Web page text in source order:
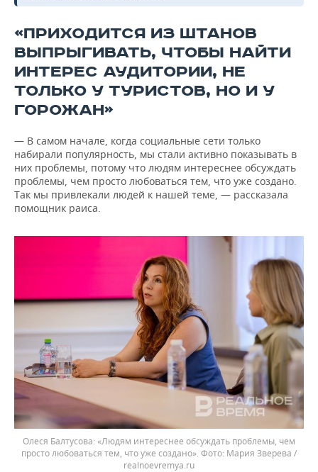
«ПРИХОДИТСЯ ИЗ ШТАНОВ
ВЫПРЫГИВАТЬ, ЧТОБЫ НАЙТИ
ИНТЕРЕС АУДИТОРИИ, НЕ
ТОЛЬКО У ТУРИСТОВ, НО И У
ГОРОЖАН»
— В самом начале, когда социальные сети только
набирали популярность, мы стали активно показывать в
них проблемы, потому что людям интереснее обсуждать
проблемы, чем просто любоваться тем, что уже создано.
Так мы привлекали людей к нашей теме, — рассказала
помощник раиса.
Олеся Балтусова: «Людям интереснее обсуждать проблемы, чем
просто любоваться тем, что уже создано».
Мария Зверева /
realnoevremya.ru